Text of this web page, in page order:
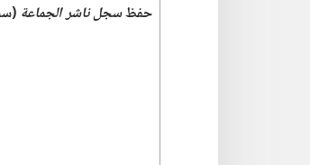
حفظسجل ناشر الجماعة